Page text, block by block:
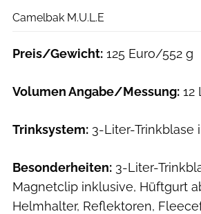
Camelbak M.U.L.E
Preis/Gewicht: 125 Euro/552 g
Volumen Angabe/Messung: 12
Trinksystem: 3-Liter-Trinkblase
Besonderheiten: 3-Liter-
Magnetclip inklusive, Hüftgurt
Helmhalter, Reflektoren,